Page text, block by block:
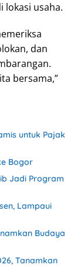
lokasi usaha.
dan
bersama,”
untuk Pajak
Bogor
Jadi Program
Lampaui
Budaya
Tanamkan